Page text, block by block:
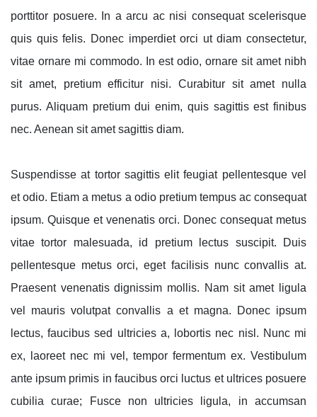
porttitor posuere. In a arcu ac nisi consequat scelerisque
quis quis felis. Donec imperdiet orci ut diam consectetur,
vitae ornare mi commodo. In est odio, ornare sit amet nibh
sit amet, pretium efficitur nisi. Curabitur sit amet nulla
purus. Aliquam pretium dui enim, quis sagittis est finibus
nec. Aenean sit amet sagittis diam.
Suspendisse at tortor sagittis elit feugiat pellentesque vel
et odio. Etiam a metus a odio pretium tempus ac consequat
ipsum. Quisque et venenatis orci. Donec consequat metus
vitae tortor malesuada, id pretium lectus suscipit. Duis
pellentesque metus orci, eget facilisis nunc convallis at.
Praesent venenatis dignissim mollis. Nam sit amet ligula
vel mauris volutpat convallis a et magna. Donec ipsum
lectus, faucibus sed ultricies a, lobortis nec nisl. Nunc mi
ex, laoreet nec mi vel, tempor fermentum ex. Vestibulum
ante ipsum primis in faucibus orci luctus et ultrices posuere
cubilia curae; Fusce non ultricies ligula, in accumsan